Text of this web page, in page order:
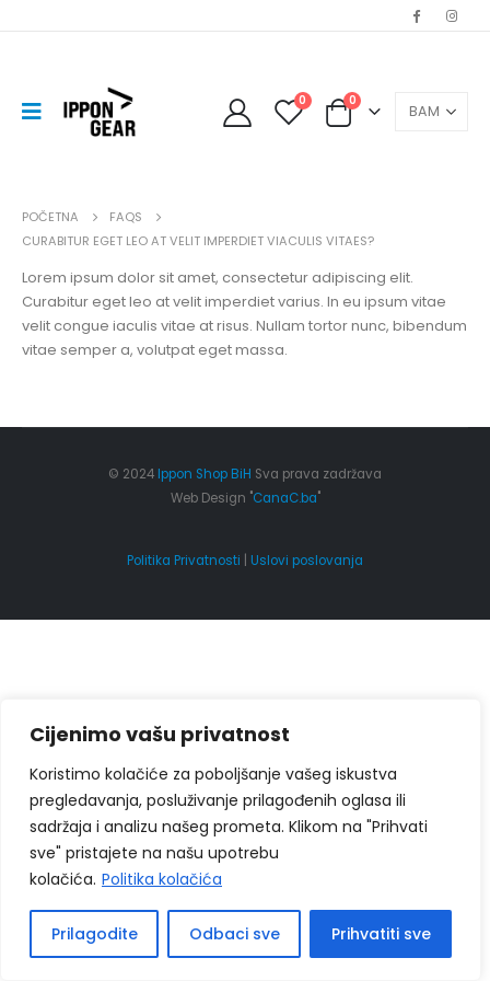
Cijenimo vašu privatnost
Koristimo kolačiće za poboljšanje vašeg iskustva
pregledavanja, posluživanje prilagođenih oglasa ili
sadržaja i analizu našeg prometa. Klikom na "Prihvati
sve" pristajete na našu upotrebu
kolačića. Politika kolačića
Prilagodite Odbaci sve Prihvatiti sve
0 0
POČETNA
FAQS
CURABITUR EGET LEO AT VELIT IMPERDIET VIACULIS VITAES?
Lorem ipsum dolor sit amet, consectetur adipiscing elit.
Curabitur eget leo at velit imperdiet varius. In eu ipsum vitae
velit congue iaculis vitae at risus. Nullam tortor nunc, bibendum
vitae semper a, volutpat eget massa.
© 2024 Ippon Shop BiH Sva prava zadržava
Web Design "CanaC.ba"
Politika Privatnosti | Uslovi poslovanja